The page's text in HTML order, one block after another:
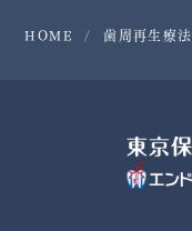
HOME 歯周再生療法